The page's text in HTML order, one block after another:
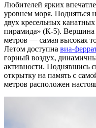
Любителей ярких
уровнем моря. Подняться
двух кресельных
пирамида» (К-5). Вершина
метров — самая высокая
Летом доступна виа-
горный воздух,
активности. Поднявшись
открытку на память с
метров расположен